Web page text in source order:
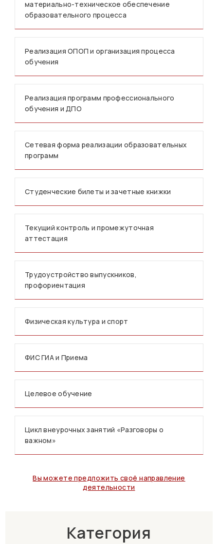
материально-техническое обеспечение
образовательного процесса
Реализация ОПОП и организация процесса
обучения
Реализация программ профессионального
обучения и ДПО
Сетевая форма реализации образовательных
программ
Студенческие билеты и зачетные книжки
Текущий контроль и промежуточная
аттестация
Трудоустройство выпускников,
профориентация
Физическая культура и спорт
ФИС ГИА и Приема
Целевое обучение
Цикл внеурочных занятий «Разговоры о
важном»
Вы можете предложить своё направление
деятельности
Категория